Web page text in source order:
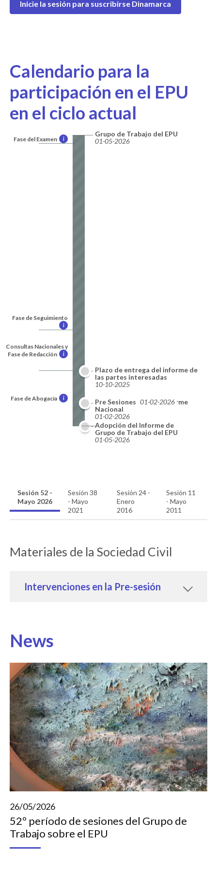
Inicie la sesión para suscribirse Dinamarca
Calendario para la
participación en el EPU
en el ciclo actual
Fase del Examen i
Fase de Seguimiento
i
Consultas Nacionales y
Fase de Redacción
i
Fase de Abogacía i
Grupo de Trabajo del EPU
01-05-2026
Adopción del Informe de
Resultados
09-2026
Plazo de entrega del informe de
las partes interesadas
10-10-2025
Plazo de entrega del informe
Nacional
01-02-2026
Pre Sesiones 01-02-2026
Grupo de Trabajo del EPU
01-05-2026
Sesión 52 -
Mayo 2026
Sesión 38
- Mayo
2021
Sesión 24 -
Enero
2016
Sesión 11
- Mayo
2011
Materiales de la Sociedad Civil
Intervenciones en la Pre-sesión
News
26/05/2026
52º período de sesiones del Grupo de
Trabajo sobre el EPU